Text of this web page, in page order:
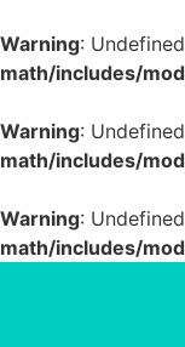
Warning:
math/includes/
Warning:
math/includes/
Warning:
math/includes/